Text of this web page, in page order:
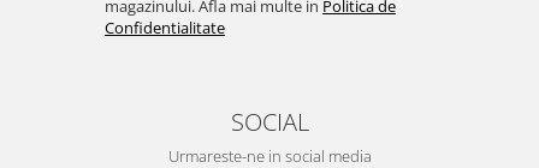
magazinului. Afla mai multe in Politica de
Confidentialitate
SOCIAL
Urmareste-ne in social media